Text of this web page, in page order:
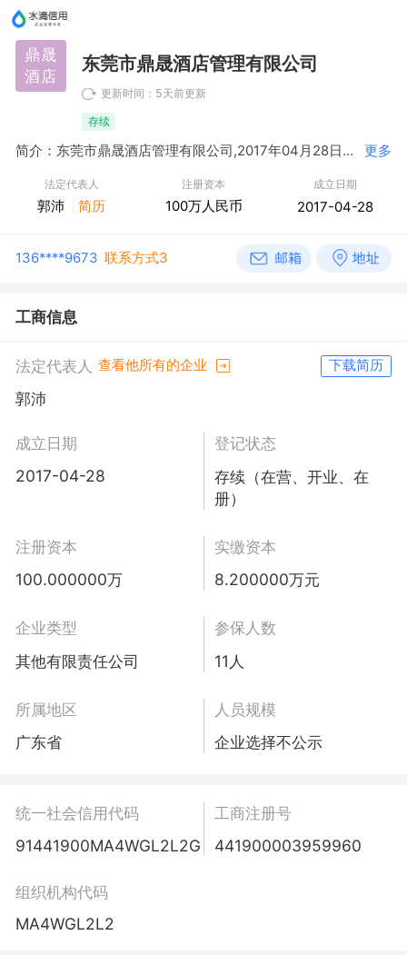
鼎晟
酒店
东莞市鼎晟酒店管理有限公司
更新时间：5天前更新
存续
简介：东莞市鼎晟酒店管理有限公司,2017年04月28日成立，经营范围包括一般项目：酒店管理；会议及展览服务；棋牌室服务；停车场服务。（除依法须经批准的项目外，凭营业执照依法自主开展经营活动）许可项目：住宿服务；餐饮服务。（依法须经批准的项目，经相关部门批准后方可开展经营活动，具体经营项目以相关部门批准文件或许可证件为准） 更多
法定代表人
郭沛 简历
注册资本
100万人民币
成立日期
2017-04-28
136****9673 联系方式3
工商信息
法定代表人 查看他所有的企业 下载简历
郭沛
成立日期
2017-04-28
登记状态
存续（在营、开业、在
册）
注册资本
100.000000万
实缴资本
8.200000万元
企业类型
其他有限责任公司
参保人数
11人
所属地区
广东省
人员规模
企业选择不公示
统一社会信用代码
91441900MA4WGL2L2G
工商注册号
441900003959960
组织机构代码
MA4WGL2L2